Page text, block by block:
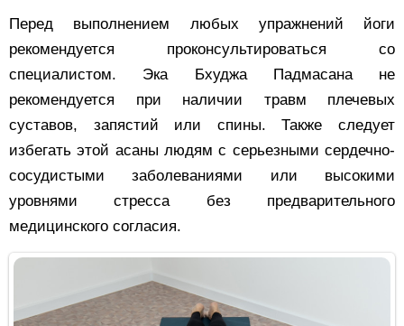
Перед выполнением любых упражнений йоги
рекомендуется проконсультироваться со
специалистом. Эка Бхуджа Падмасана не
рекомендуется при наличии травм плечевых
суставов, запястий или спины. Также следует
избегать этой асаны людям с серьезными сердечно-
сосудистыми заболеваниями или высокими
уровнями стресса без предварительного
медицинского согласия.